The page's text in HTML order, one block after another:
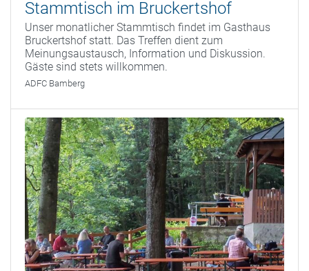
Stammtisch im Bruckertshof
Unser monatlicher Stammtisch findet im Gasthaus
Bruckertshof statt. Das Treffen dient zum
Meinungsaustausch, Information und Diskussion.
Gäste sind stets willkommen.
ADFC Bamberg